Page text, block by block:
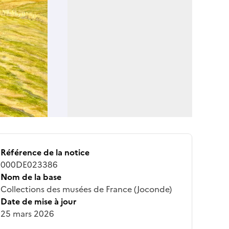
Référence de la notice
000DE023386
Nom de la base
Collections des musées de France (Joconde)
Date de mise à jour
25 mars 2026